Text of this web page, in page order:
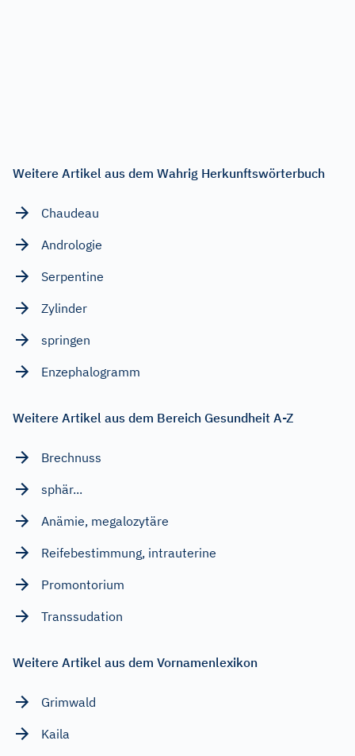
Weitere Artikel aus dem Wahrig Herkunftswörterbuch
Chaudeau
Andrologie
Serpentine
Zylinder
springen
Enzephalogramm
Weitere Artikel aus dem Bereich Gesundheit A-Z
Brechnuss
sphär...
Anämie, megalozytäre
Reifebestimmung, intrauterine
Promontorium
Transsudation
Weitere Artikel aus dem Vornamenlexikon
Grimwald
Kaila